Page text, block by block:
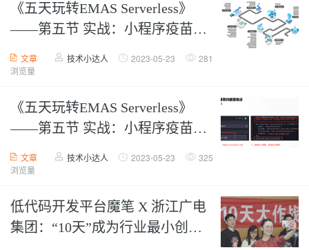
《五天玩转EMAS Serverless》
——第五节 实战：小程序疫苗预
约-文件存储与云调用【中】
文章 技术小达人 2023-05-23
281
浏览量
《五天玩转EMAS Serverless》
——第五节 实战：小程序疫苗预
约-文件存储与云调用【下】
文章 技术小达人 2023-05-23
325
浏览量
低代码开发平台魔笔 X 浙江广电
集团：“10天”成为行业最小创新